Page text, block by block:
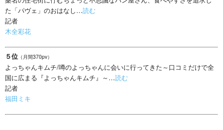
た「パヴェ」のおはなし…読む
記者
木全彩花
５位 （月間370pv）
よっちゃんキムチ/噂のよっちゃんに会いに行ってきた～口コミだけで全
国に広まる『よっちゃんキムチ』～…読む
記者
福田ミキ